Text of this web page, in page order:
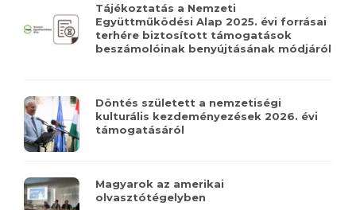
Tájékoztatás a Nemzeti
Együttműködési Alap 2025. évi forrásai
terhére biztosított támogatások
beszámolóinak benyújtásának módjáról
Döntés született a nemzetiségi
kulturális kezdeményezések 2026. évi
támogatásáról
Magyarok az amerikai
olvasztótégelyben